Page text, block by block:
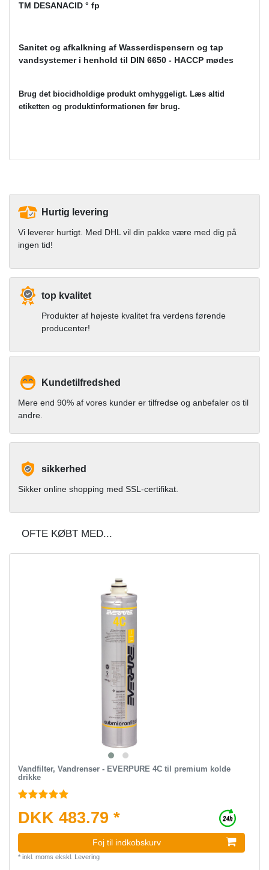
TM DESANACID ° fp
Sanitet og afkalkning af Wasserdispensern og tap
vandsystemer i henhold til DIN 6650 - HACCP mødes
Brug det biocidholdige produkt omhyggeligt. Læs altid
etiketten og produktinformationen før brug.
Hurtig levering
Vi leverer hurtigt. Med DHL vil din pakke være med dig på
ingen tid!
top kvalitet
Produkter af højeste kvalitet fra verdens førende
producenter!
Kundetilfredshed
Mere end 90% af vores kunder er tilfredse og anbefaler os til
andre.
sikkerhed
Sikker online shopping med SSL-certifikat.
OFTE KØBT MED...
Vandfilter, Vandrenser - EVERPURE 4C til premium kolde
drikke
DKK 483.79 *
Foj til indkobskurv
* inkl. moms ekskl. Levering